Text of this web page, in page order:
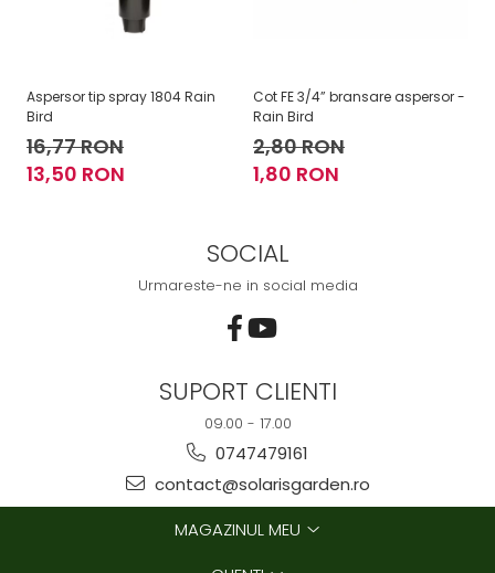
Aspersor tip spray 1804 Rain
Bird
16,77 RON
13,50 RON
Cot FE 3/4” bransare aspersor -
Rain Bird
2,80 RON
1,80 RON
SOCIAL
Urmareste-ne in social media
SUPORT CLIENTI
09.00 - 17.00
0747479161
contact@solarisgarden.ro
MAGAZINUL MEU